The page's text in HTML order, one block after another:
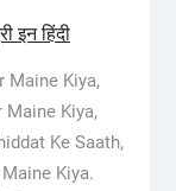
इन हिंदी
Maine Kiya,
Maine Kiya,
Ke Saath,
Kiya.